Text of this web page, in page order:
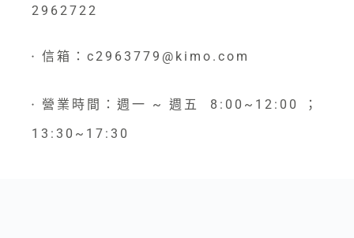
2962722
● 信箱：c2963779@kimo.com
●
營業時間：週一 ~ 週五 8:00~12:00 ；
13:30~17:30